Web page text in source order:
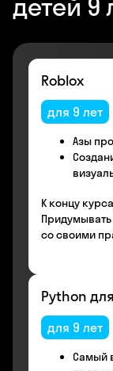
детей 9
Roblox
для 9 лет
Азы
К концу
со своими
Python
для 9 лет
Самый